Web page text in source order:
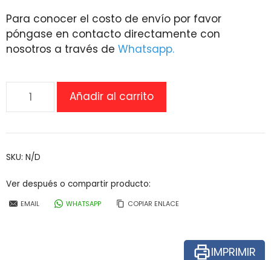
Para conocer el costo de envío por favor
póngase en contacto directamente con
nosotros a través de Whatsapp.
/
cubeta
para
HTS
Añadir al carrito
SKU: N/D
Ver después o compartir producto:
EMAIL WHATSAPP COPIAR ENLACE
IMPRIMIR